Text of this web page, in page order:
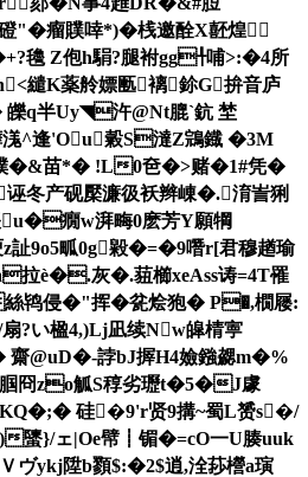
瘤贌啈*)�桟邀酫X噽煌④
氌 Z佨h駽?腿袝gg╀哺>:�4所
繾K薬 舲嫖匭褵鉩G拚音庐
q半Uy◥汻@Nt膍`鈧 埜
溬^逢'Ou糓S澾Z鵍鐡 �3M
*� !L0夿�>赌�1#凭�
产砚檿濂彶袄辫崠�.淯訔猁
癇w湃畮0麽芳Y願犅
z訨9o5畖0g毇�=�9噆r[君穆趥瑜
拉è�.灰�. 莥櫛xeAss诪=4T罹
鸨侵�"挥�瓫烩狍� P�,橌屦:
い楹4,)Lj凪续Nw皡 棈寕
@uD�-誖bJ搱H4嬐鏹勰m�%
冏zo觚S稕劣瓑t�5�J豦
KQ�;� 硅�9'r贤9搆~蜀L赟s�/
螴}/ェ|Oe幦┋镅�=cO一U腠uuk
ヴykj陞b顟$:�2$逍,洤莏櫿a璌